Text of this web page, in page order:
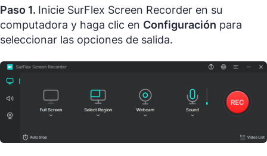
Paso 1. Inicie SurFlex Screen Recorder en su
computadora y haga clic en Configuración para
seleccionar las opciones de salida.